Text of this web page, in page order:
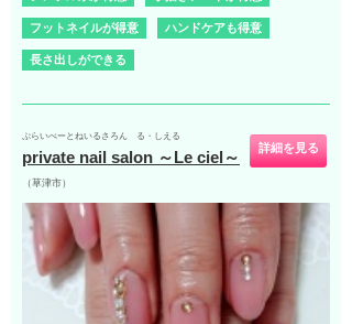
フットネイルが得意 ハンドケアも得意
長さ出しができる
ぷらいべーとねいるさろん る・しえる
private nail salon ～Le ciel～
（草津市）
詳細を見る